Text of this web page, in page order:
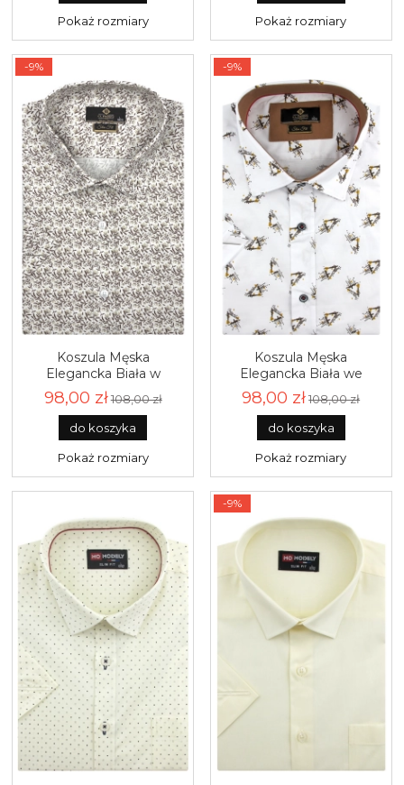
Pokaż rozmiary Pokaż rozmiary
Koszula Męska
Elegancka Biała w
Kwiatki Slim Fit Classo
R403
98,00 zł108,00 zł
do koszyka
Pokaż rozmiary
-9%
Koszula Męska
Elegancka Biała we
Wzory Slim Fit Classo
R440
98,00 zł108,00 zł
do koszyka
Pokaż rozmiary
-9%
-9%